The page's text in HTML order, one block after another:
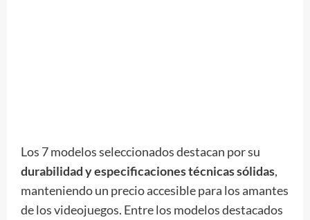
Los 7 modelos seleccionados destacan por su
durabilidad y especificaciones técnicas sólidas,
manteniendo un precio accesible para los amantes
de los videojuegos. Entre los modelos destacados